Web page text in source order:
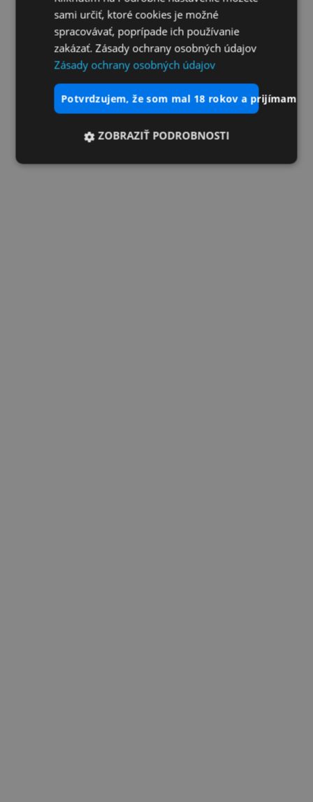
sami určiť, ktoré cookies je možné
spracovávať, poprípade ich používanie
zakázať. Zásady ochrany osobných údajov
Zásady ochrany osobných údajov
potvrdzujem, že som mal 18 rokov a prijímam
ZOBRAZIŤ PODROBNOSTI